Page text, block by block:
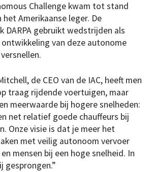
Challenge kwam tot stand
Amerikaanse leger. De
DARPA gebruikt wedstrijden als
van deze autonome
de CEO van de IAC, heeft men
traag rijdende voertuigen, maar
meerwaarde bij hogere snelheden:
net relatief goede chauffeurs bij
Onze visie is dat je meer het
met veilig autonoom vervoer
mensen bij een hoge snelheid. In
gesprongen.”